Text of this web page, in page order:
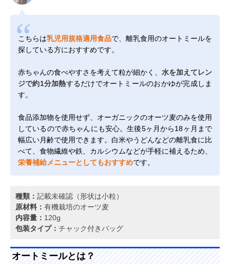
こちらは乳児用規格適用食品で、離乳食用のオートミールを
探している方におすすめです。
赤ちゃんの食べやすさを考えて粒が細かく、 水を加えてレン
ジで約1分加熱するだけでオートミールのおかゆが完成しま
す。
食品添加物を使用せず、オーガニックのオーツ麦のみを使用
しているので赤ちゃんにも安心。生後5ヶ月から18ヶ月まで
幅広い月齢で使用できます。白米やうどんなどの離乳食に比
べて、食物繊維や鉄、カルシウムなどが手軽に補えるため、
栄養補給メニューとしてもおすすめです。
種類： 記載未確認（形状は小粒）
原材料： 有機栽培のオーツ麦
内容量： 120g
包装タイプ： チャック付きバッグ
オートミールとは？